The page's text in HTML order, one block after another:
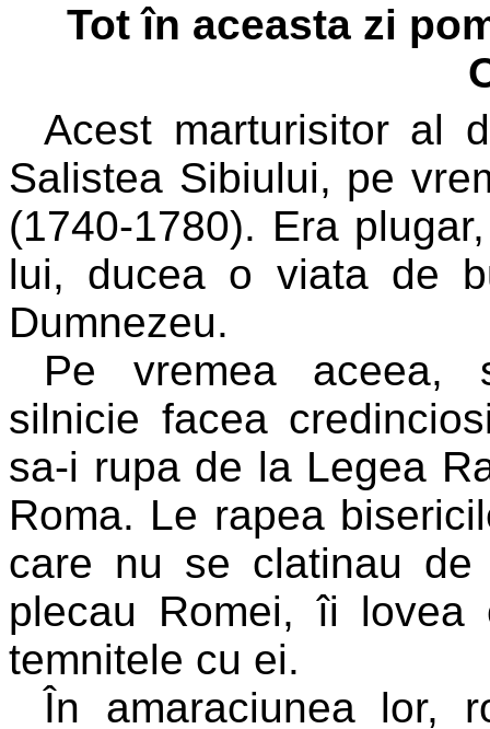
Tot în aceasta zi
Acest marturisitor al
Salistea Sibiului, pe
(1740-1780). Era
lui, ducea o viata de
Dumnezeu.
Pe vremea aceea,
silnicie facea
sa-i rupa de la Legea
Roma. Le rapea
care nu se clatinau
plecau Romei, îi
temnitele cu ei.
În amaraciunea lor,